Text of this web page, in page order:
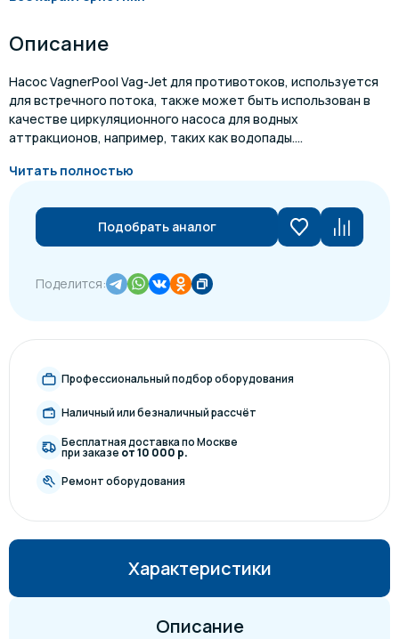
Описание
Насос VagnerPool Vag-Jet для противотоков, используется
для встречного потока, также может быть использован в
качестве циркуляционного насоса для водных
аттракционов, например, таких как водопады....
Читать полностью
Подобрать аналог
Поделится:
Профессиональный подбор оборудования
Наличный или безналичный рассчёт
Бесплатная доставка по Москве
при заказе от 10 000 р.
Ремонт оборудования
Характеристики
Описание